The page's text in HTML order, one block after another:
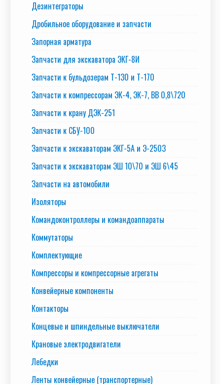
Дезинтеграторы
Дробильное оборудование и запчасти
Запорная арматура
Запчасти для экскаватора ЭКГ-8И
Запчасти к бульдозерам Т-130 и Т-170
Запчасти к компрессорам ЭК-4, ЭК-7, ВВ 0,8\720
Запчасти к крану ДЭК-251
Запчасти к СБУ-100
Запчасти к экскаваторам ЭКГ-5А и Э-2503
Запчасти к экскаваторам ЭШ 10\70 и ЭШ 6\45
Запчасти на автомобили
Изоляторы
Командоконтроллеры и командоаппараты
Коммутаторы
Комплектующие
Компрессоры и компрессорные агрегаты
Конвейерные компоненты
Контакторы
Концевые и шпиндельные выключатели
Крановые электродвигатели
Лебедки
Ленты конвейерные (транспортерные)